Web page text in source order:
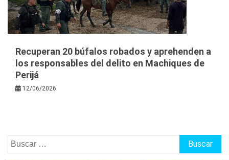
Recuperan 20 búfalos robados y aprehenden a
los responsables del delito en Machiques de
Perijá
12/06/2026
Buscar: